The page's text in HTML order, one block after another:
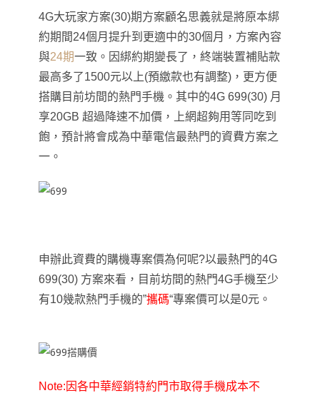
4G大玩家方案(30)期方案顧名思義就是將原本綁
約期間24個月提升到更適中的30個月 ，方案內容
與24期一致。因綁約期變長了 ，終端裝置補貼款
最高多了1500元以上(預繳款也有調整) ，更方便
搭購目前坊間的熱門手機 。其中的4G 699(30) 月
享20GB 超過降速不加價 ，上網超夠用 等同吃到
飽 ，預計將會成為中華電信最熱門的資費方案之
一 。
申辦此資費的購機專案價為何呢?以最熱門的4G
699(30) 方案來看 ，目前坊間的熱門4G手機至少
有10幾款熱門手機的”攜碼“專案價可以是0元 。
Note:因各中華經銷特約門市取得手機成本不